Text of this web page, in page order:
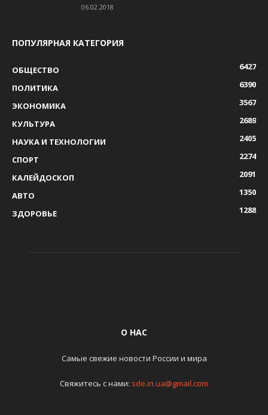
06.02.2018
ПОПУЛЯРНАЯ КАТЕГОРИЯ
ОБЩЕСТВО
6427
ПОЛИТИКА
6390
ЭКОНОМИКА
3567
КУЛЬТУРА
2689
НАУКА И ТЕХНОЛОГИИ
2405
СПОРТ
2274
КАЛЕЙДОСКОП
2091
АВТО
1350
ЗДОРОВЬЕ
1288
О НАС
Самые свежие новости России и мира
Свяжитесь с нами: sde.in.ua@gmail.com